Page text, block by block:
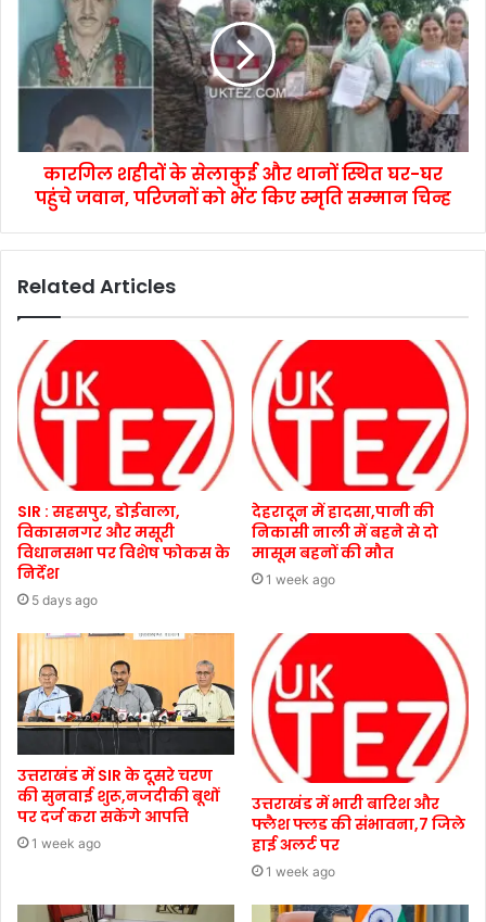
कारगिल शहीदों के सेलाकुई और थानों स्थित घर-घर
पहुंचे जवान, परिजनों को भेंट किए स्मृति सम्मान चिन्ह
Related Articles
SIR : सहसपुर, डोईवाला,
विकासनगर और मसूरी
विधानसभा पर विशेष फोकस के
निर्देश
5 days ago
देहरादून में हादसा,पानी की
निकासी नाली में बहने से दो
मासूम बहनों की मौत
1 week ago
उत्तराखंड में SIR के दूसरे चरण
की सुनवाई शुरू,नजदीकी बूथों
पर दर्ज करा सकेंगे आपत्ति
1 week ago
उत्तराखंड में भारी बारिश और
फ्लैश फ्लड की संभावना,7 जिले
हाई अलर्ट पर
1 week ago